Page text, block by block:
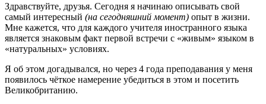
Здравствуйте, друзья. Сегодня я начинаю описывать свой
самый интересный (на сегодняшний момент) опыт в жизни.
Мне кажется, что для каждого учителя иностранного языка
является знаковым факт первой встречи с «живым» языком в
«натуральных» условиях.
Я об этом догадывался, но через 4 года преподавания у меня
появилось чёткое намерение убедиться в этом и посетить
Великобританию.